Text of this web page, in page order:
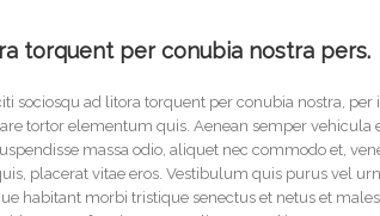
torquent per conubia nostra pers.
sociosqu ad litora torquent per conubia nostra, per
tortor elementum quis. Aenean semper
massa odio, aliquet nec commodo et,
placerat vitae eros. Vestibulum quis purus vel
habitant morbi tristique senectus et netus et